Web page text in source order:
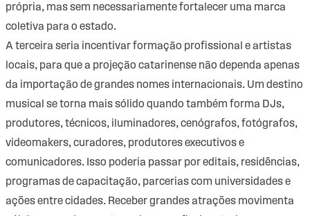
própria, mas sem necessariamente fortalecer uma marca
coletiva para o estado.
A terceira seria incentivar formação profissional e artistas
locais, para que a projeção catarinense não dependa apenas
da importação de grandes nomes internacionais. Um destino
musical se torna mais sólido quando também forma DJs,
produtores, técnicos, iluminadores, cenógrafos, fotógrafos,
videomakers, curadores, produtores executivos e
comunicadores. Isso poderia passar por editais, residências,
programas de capacitação, parcerias com universidades e
ações entre cidades. Receber grandes atrações movimenta